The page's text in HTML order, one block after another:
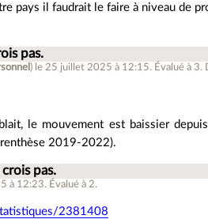
pays il faudrait le faire à niveau de
pas.
) le 25 juillet 2025 à 12:15. Évalué à 3.
le mouvement est baissier
2019-2022).
crois pas.
à 12:23. Évalué à 2.
2381408